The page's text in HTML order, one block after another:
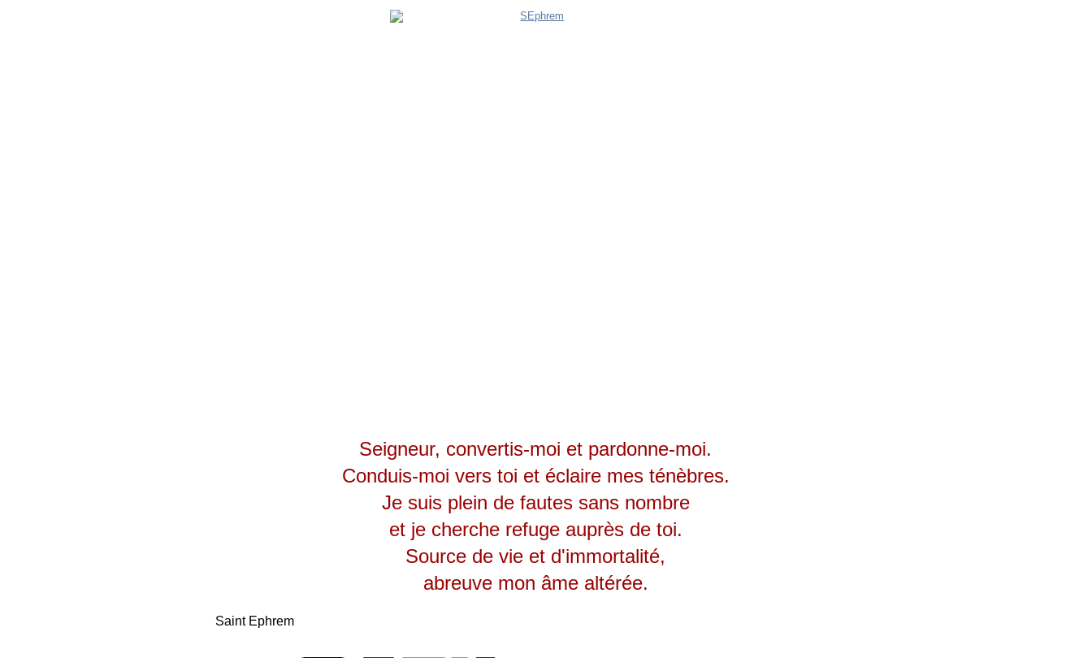
Seigneur, convertis-moi et pardonne-moi.
Conduis-moi vers toi et éclaire mes ténèbres.
Je suis plein de fautes sans nombre
et je cherche refuge auprès de toi.
Source de vie et d'immortalité,
abreuve mon âme altérée.
Saint Ephrem